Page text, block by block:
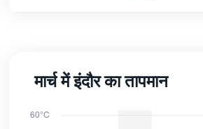
मार्च में इंदौर का तापमान